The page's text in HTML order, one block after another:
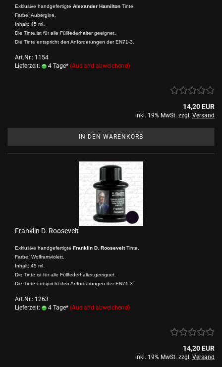
Exklusive handgefertigte Alexander Hamilton Tinte.
Farbe: Aubergine,
Inhalt: 45 ml.
Die Tinte ist für alle Füllfederhalter geeignet.
Die Tinte entspricht den Anforderungen der EN71-3.
Art.Nr.: 1154
Lieferzeit:
4 Tage* (Ausland abweichend)
14,20 EUR
inkl. 19% MwSt. zzgl. Versand
IN DEN WARENKORB
Franklin D. Roosevelt
Exklusive handgefertigte Franklin D. RooseveltTinte.
Farbe: Wolframviolett,
Inhalt: 45 ml.
Die Tinte ist für alle Füllfederhalter geeignet.
Die Tinte entspricht den Anforderungen der EN71-3.
Art.Nr.: 1263
Lieferzeit:
4 Tage* (Ausland abweichend)
14,20 EUR
inkl. 19% MwSt. zzgl. Versand